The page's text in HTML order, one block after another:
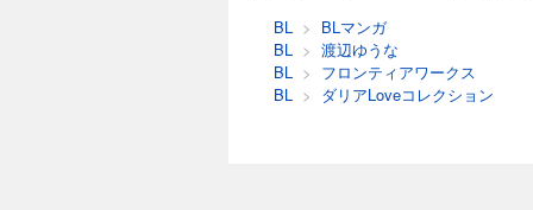
BL > BLマンガ
BL > 渡辺ゆうな
BL > フロンティアワークス
BL > ダリアLoveコレクション